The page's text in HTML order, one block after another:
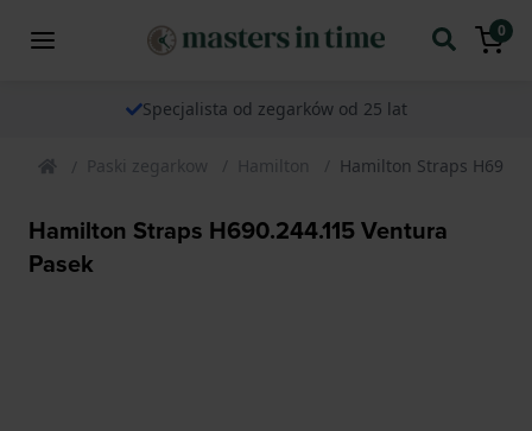
0
Specjalista od zegarków od 25 lat
Paski zegarkow Hamilton Hamilton Straps
Hamilton Straps H690.244.115 Ventura
Pasek